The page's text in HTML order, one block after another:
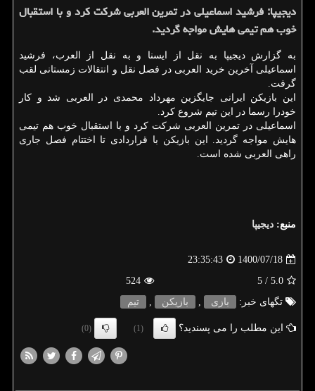
دیجیپا: فرشید اسماعیلی در تمرین العربی شرکت کرد و با استقبال
خوب هم تیمی هایش مواجه گردید.
به گزارش دیجیپا به نقل از ایسنا و به نقل از العرب، فرشید
اسماعیلی آخرین خرید العربی در فصل نقل و انتقالات زمستانی لقب
گرفت.
این بازیکن ایرانی جایگزین مهرداد محمدی در العربی شد و کار
خودرا رسما در این تیم شروع کرد.
اسماعیلی در تمرین العربی شرکت کرد و با استقبال خوب هم تیمی
هایش مواجه گردید. این بازیکن با قراردادی تا اختتام فصل جاری
راهی العربی شده است.
منبع: دیجیپا
1400/07/18
23:35:43
5.0
/ 5
524
تگهای خبر:
بازی , بازیكن , تیم
این مطلب را می پسندید؟ (1)
(0)